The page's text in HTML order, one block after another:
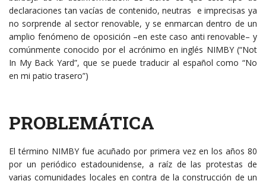
declaraciones tan vacías de contenido, neutras e imprecisas ya
no sorprende al sector renovable, y se enmarcan dentro de un
amplio fenómeno de oposición –en este caso anti renovable– y
comúnmente conocido por el acrónimo en inglés NIMBY (“Not
In My Back Yard”, que se puede traducir al español como “No
en mi patio trasero”)
PROBLEMÁTICA
El término NIMBY fue acuñado por primera vez en los años 80
por un periódico estadounidense, a raíz de las protestas de
varias comunidades locales en contra de la construcción de un